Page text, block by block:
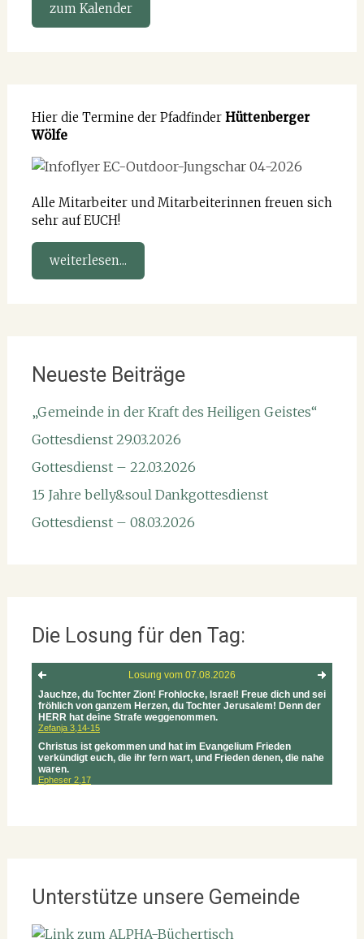
zum Kalender
Hier die Termine der Pfadfinder Hüttenberger
Wölfe
Alle Mitarbeiter und Mitarbeiterinnen freuen sich
sehr auf EUCH!
weiterlesen...
Neueste Beiträge
„Gemeinde in der Kraft des Heiligen Geistes“
Gottesdienst 29.03.2026
Gottesdienst – 22.03.2026
15 Jahre belly&soul Dankgottesdienst
Gottesdienst – 08.03.2026
Die Losung für den Tag:
Unterstütze unsere Gemeinde